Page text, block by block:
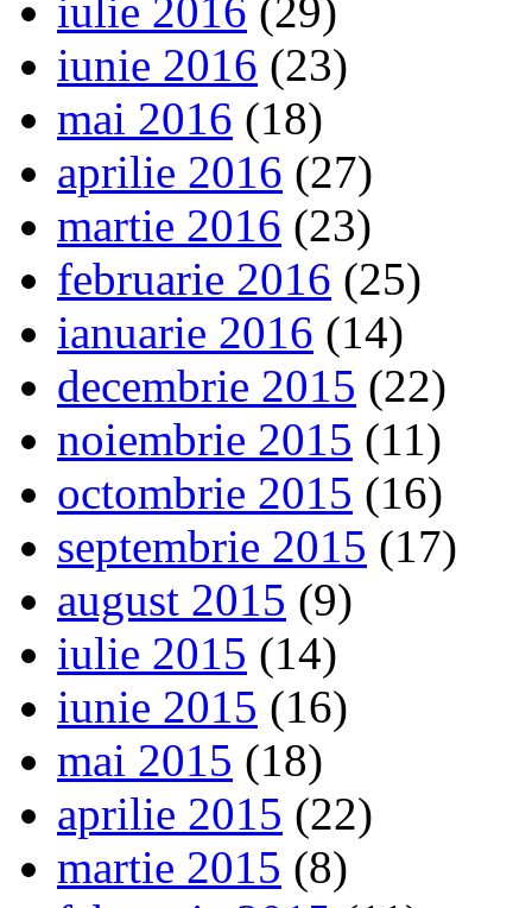
iulie 2016 (29)
iunie 2016 (23)
mai 2016 (18)
aprilie 2016 (27)
martie 2016 (23)
februarie 2016 (25)
ianuarie 2016 (14)
decembrie 2015 (22)
noiembrie 2015 (11)
octombrie 2015 (16)
septembrie 2015 (17)
august 2015 (9)
iulie 2015 (14)
iunie 2015 (16)
mai 2015 (18)
aprilie 2015 (22)
martie 2015 (8)